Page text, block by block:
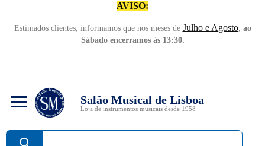
AVISO:
Estimados clientes, informamos que nos meses de Julho e Agosto, ao
Sábado encerramos às 13:30.
Salão Musical de Lisboa
Loja de instrumentos musicais desde 1958